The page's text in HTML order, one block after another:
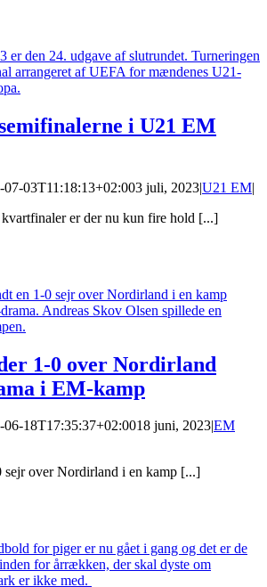
i U21 EM
07-03T11:18:13+02:003 juli, 2023|U21 EM|
er der nu kun fire hold [...]
1-0 over Nordirland
i EM-kamp
06-18T17:35:37+02:0018 juni, 2023|EM
sejr over Nordirland i en kamp [...]